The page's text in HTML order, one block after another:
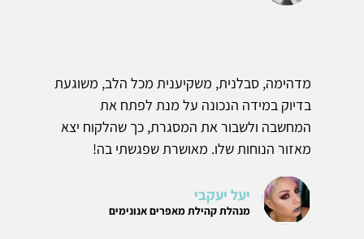
מדהימה, סבלנית, משקיענית מכל הלב, משוגעת
בדיוק במידה הנכונה על מנת לפתח את
המחשבה ולשבור את המסגרת, כך שהלקוח יצא
מאזור הנוחות שלו. מאושרת שפגשתי בה!
יעל יעקבי
מנהלת קהילת מאפרים אנונימים